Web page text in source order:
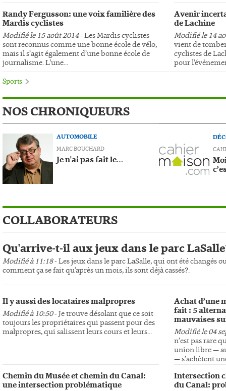
Randy Fergusson: une voix familière des
Mardis cyclistes
Modifié le 15 août 2014- Les Mardis cyclistes
sont reconnus comme une bonne école de vélo,
mais il s’agit également d’une bonne école de
journalisme. L'une...
Avenir
de Lachine
Modifié le 14
vient de
cyclistes de
pour
Sports
NOS CHRONIQUEURS
AUTOMOBILE
MARC BOUCHARD
Je n'ai pas fait le…
COLLABORATEURS
Qu'arrive-t-il aux jeux dans le parc
Modifié à 11:18- Les jeux dans le parc LaSalle, qui ont été changés
comment ça se fait qu'après un mois, ils sont déjà cassés?.
Il y aussi des locataires malpropres
Modifié à 10:50- Je trouve désolant que ce soit
toujours les propriétaires qui passent pour des
malpropres, qui salissent leurs cours et leurs...
Chemin du Musée et chemin du Canal:
une intersection problématique
Achat d’une
fait : 5
mauvaises
Modifié le 04
n’est pas rare
union libre —
— s’achètent
Intersection
du Canal: